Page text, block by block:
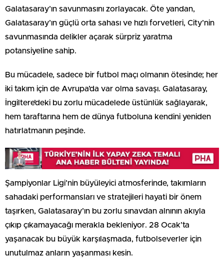
Galatasaray’ın savunmasını zorlayacak. Öte yandan,
Galatasaray’ın güçlü orta sahası ve hızlı forvetleri, City’nin
savunmasında delikler açarak sürpriz yaratma
potansiyeline sahip.
Bu mücadele, sadece bir futbol maçı olmanın ötesinde; her
iki takım için de Avrupa’da var olma savaşı. Galatasaray,
İngiltere’deki bu zorlu mücadelede üstünlük sağlayarak,
hem taraftarına hem de dünya futboluna kendini yeniden
hatırlatmanın peşinde.
Şampiyonlar Ligi’nin büyüleyici atmosferinde, takımların
sahadaki performansları ve stratejileri hayati bir önem
taşırken, Galatasaray’ın bu zorlu sınavdan alnının akıyla
çıkıp çıkamayacağı merakla bekleniyor. 28 Ocak’ta
yaşanacak bu büyük karşılaşmada, futbolseverler için
unutulmaz anların yaşanması kesin.